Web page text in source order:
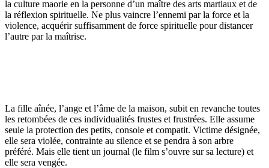
la culture maorie en la personne d’un maître des arts martiaux et de
la réflexion spirituelle. Ne plus vaincre l’ennemi par la force et la
violence, acquérir suffisamment de force spirituelle pour distancer
l’autre par la maîtrise.
La fille aînée, l’ange et l’âme de la maison, subit en revanche toutes
les retombées de ces individualités frustes et frustrées. Elle assume
seule la protection des petits, console et compatit. Victime désignée,
elle sera violée, contrainte au silence et se pendra à son arbre
préféré. Mais elle tient un journal (le film s’ouvre sur sa lecture) et
elle sera vengée.